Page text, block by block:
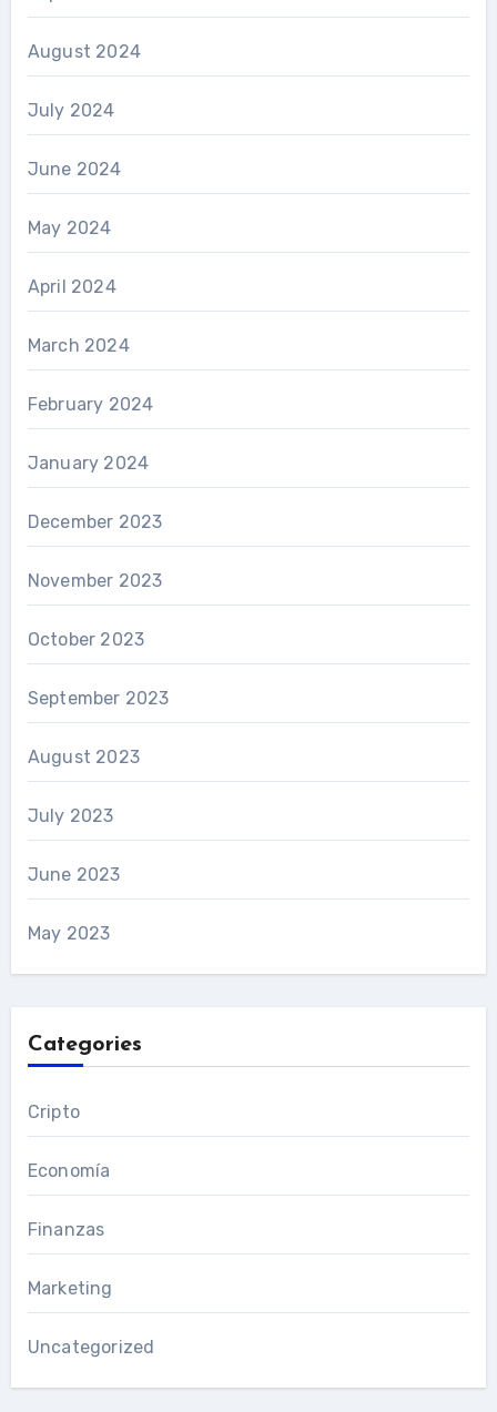
August 2024
July 2024
June 2024
May 2024
April 2024
March 2024
February 2024
January 2024
December 2023
November 2023
October 2023
September 2023
August 2023
July 2023
June 2023
May 2023
Categories
Cripto
Economía
Finanzas
Marketing
Uncategorized